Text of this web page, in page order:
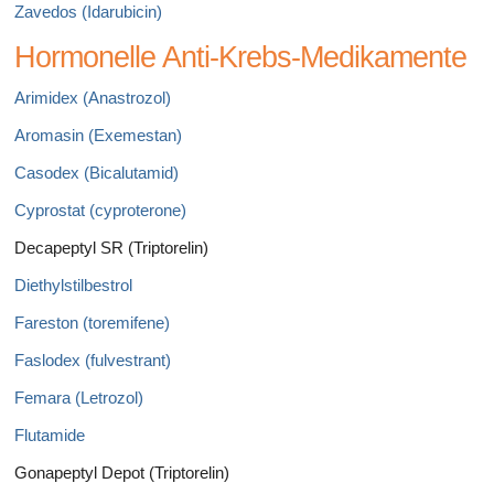
Zavedos (Idarubicin)
Hormonelle Anti-Krebs-Medikamente
Arimidex (Anastrozol)
Aromasin (Exemestan)
Casodex (Bicalutamid)
Cyprostat (cyproterone)
Decapeptyl SR (Triptorelin)
Diethylstilbestrol
Fareston (toremifene)
Faslodex (fulvestrant)
Femara (Letrozol)
Flutamide
Gonapeptyl Depot (Triptorelin)